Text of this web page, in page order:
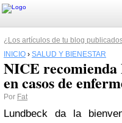
¿Los artículos de tu blog
INICIO › SALUD Y BIENESTAR
NICE
en casos de
Por Fat
Lundbeck da la